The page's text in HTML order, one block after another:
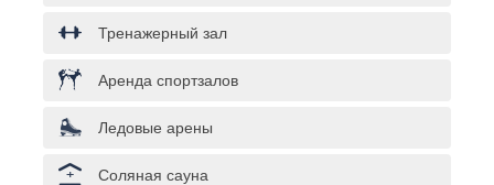
Тренажерный зал
Аренда спортзалов
Ледовые арены
Соляная сауна